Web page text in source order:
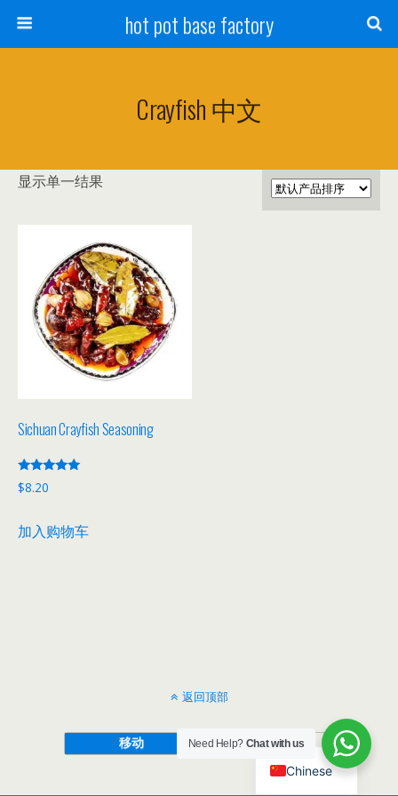
hot pot base factory
Crayfish 中文
显示单一结果
Sichuan Crayfish Seasoning
评分
5.00
$8.20
加入购物车
返回顶部
移动 桌面
Need Help? Chat with us
Chinese